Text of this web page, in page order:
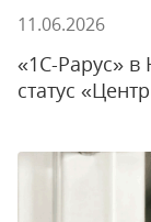
11.06.2026
«1С-Рарус»
статус